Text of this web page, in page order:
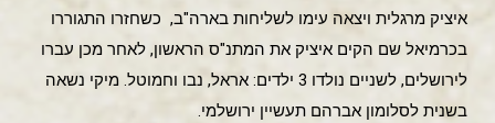
איציק מרגלית ויצאה עימו לשליחות בארה"ב, כשחזרו התגוררו
בכרמיאל שם הקים איציק את המתנ"ס הראשון, לאחר מכן עברו
לירושלים, לשניים נולדו 3 ילדים: אראל, נבו וחמוטל. מיקי נשאה
בשנית לסלומון אברהם תעשיין ירושלמי.